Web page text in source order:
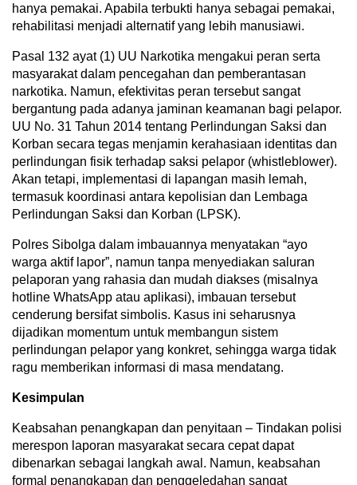
hanya pemakai. Apabila terbukti hanya sebagai pemakai,
rehabilitasi menjadi alternatif yang lebih manusiawi.
Pasal 132 ayat (1) UU Narkotika mengakui peran serta
masyarakat dalam pencegahan dan pemberantasan
narkotika. Namun, efektivitas peran tersebut sangat
bergantung pada adanya jaminan keamanan bagi pelapor.
UU No. 31 Tahun 2014 tentang Perlindungan Saksi dan
Korban secara tegas menjamin kerahasiaan identitas dan
perlindungan fisik terhadap saksi pelapor (whistleblower).
Akan tetapi, implementasi di lapangan masih lemah,
termasuk koordinasi antara kepolisian dan Lembaga
Perlindungan Saksi dan Korban (LPSK).
Polres Sibolga dalam imbauannya menyatakan “ayo
warga aktif lapor”, namun tanpa menyediakan saluran
pelaporan yang rahasia dan mudah diakses (misalnya
hotline WhatsApp atau aplikasi), imbauan tersebut
cenderung bersifat simbolis. Kasus ini seharusnya
dijadikan momentum untuk membangun sistem
perlindungan pelapor yang konkret, sehingga warga tidak
ragu memberikan informasi di masa mendatang.
Kesimpulan
Keabsahan penangkapan dan penyitaan – Tindakan polisi
merespon laporan masyarakat secara cepat dapat
dibenarkan sebagai langkah awal. Namun, keabsahan
formal penangkapan dan penggeledahan sangat